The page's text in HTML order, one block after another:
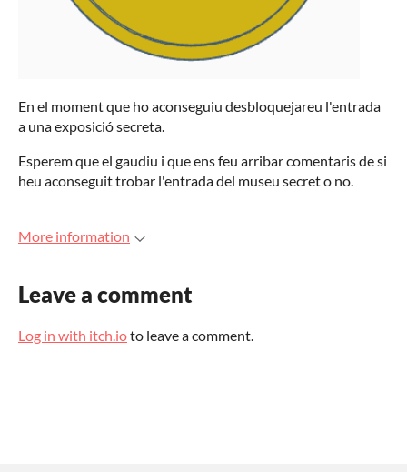
En el moment que ho aconseguiu desbloquejareu l'entrada
a una exposició secreta.
Esperem que el gaudiu i que ens feu arribar comentaris de si
heu aconseguit trobar l'entrada del museu secret o no.
More information
Leave a comment
Log in with itch.ioto leave a comment.